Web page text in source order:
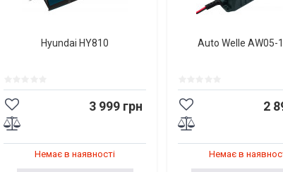
Hyundai HY810
3 999 грн
Немає в наявності
Auto Welle AW05-
2
Немає в